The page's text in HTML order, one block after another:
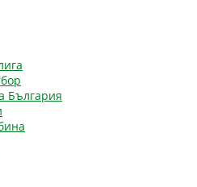
България